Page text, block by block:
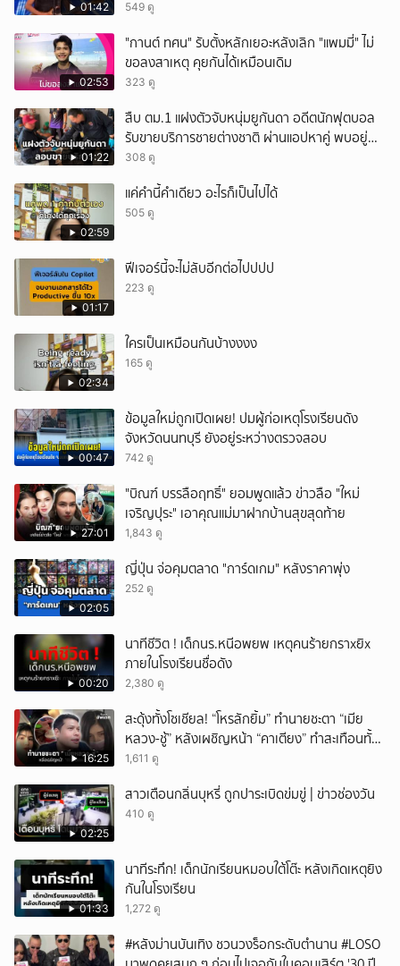
01:42 549 ดู
02:53
"กานต์ ทศน" รับตั้งหลักเยอะหลังเลิก "แพมมี่" ไม่
ขอลงสาเหตุ คุยกันได้เหมือนเดิม
323 ดู
01:22
สืบ ตม.1 แฝงตัวจับหนุ่มยูกันดา อดีตนักฟุตบอล
รับขายบริการชายต่างชาติ ผ่านแอปหาคู่ พบอยู่
เกินกำหนดอนุญาต
308 ดู
02:59
แค่คำนี้คำเดียว อะไรก็เป็นไปได้
505 ดู
01:17
ฟีเจอร์นี้จะไม่ลับอีกต่อไปปปป
223 ดู
02:34
ใครเป็นเหมือนกันบ้างงงง
165 ดู
00:47
ข้อมูลใหม่ถูกเปิดเผย! ปมผู้ก่อเหตุโรงเรียนดัง
จังหวัดนนทบุรี ยังอยู่ระหว่างตรวจสอบ
742 ดู
27:01
"บิณฑ์ บรรลือฤทธิ์" ยอมพูดแล้ว ข่าวลือ "ใหม่
เจริญปุระ" เอาคุณแม่มาฝากบ้านสุขสุดท้าย
1,843 ดู
02:05
ญี่ปุ่น จ่อคุมตลาด "การ์ดเกม" หลังราคาพุ่ง
252 ดู
00:20
นาทีชีวิต ! เด็กนร.หนีอพยพ เหตุคนร้ายกราxยิx
ภายในโรงเรียนชื่อดัง
2,380 ดู
16:25
สะดุ้งทั้งโซเชียล! “โหรลักยิ้ม” ทำนายชะตา “เมีย
หลวง-ชู้” หลังเผชิญหน้า “คาเตียง” ทำสะเทือนทั้ง
ประเทศ
1,611 ดู
02:25
สาวเตือนกลิ่นบุหรี่ ถูกปาระเบิดข่มขู่ | ข่าวช่องวัน
410 ดู
01:33
นาทีระทึก! เด็กนักเรียนหมอบใต้โต๊ะ หลังเกิดเหตุยิง
กันในโรงเรียน
1,272 ดู
#หลังม่านบันเทิง ชวนวงร็อกระดับตำนาน #LOSO